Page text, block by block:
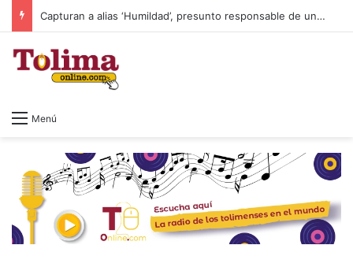
Colombia cambia de Gobierno: así será la posesión de Abelardo de la Espriella
Menú